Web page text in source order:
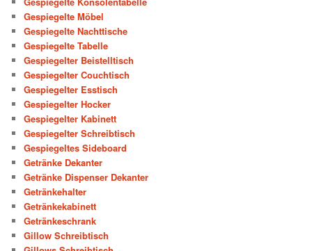
Gespiegelte Möbel
Gespiegelte Nachttische
Gespiegelte Tabelle
Gespiegelter Beistelltisch
Gespiegelter Couchtisch
Gespiegelter Esstisch
Gespiegelter Hocker
Gespiegelter Kabinett
Gespiegelter Schreibtisch
Gespiegeltes Sideboard
Getränke Dekanter
Getränke Dispenser Dekanter
Getränkehalter
Getränkekabinett
Getränkeschrank
Gillow Schreibtisch